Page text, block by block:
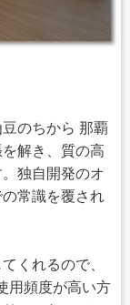
のちから 那覇
解き、質の高
独自開発のオ
常識を覆され
くれるので、
用頻度が高い方